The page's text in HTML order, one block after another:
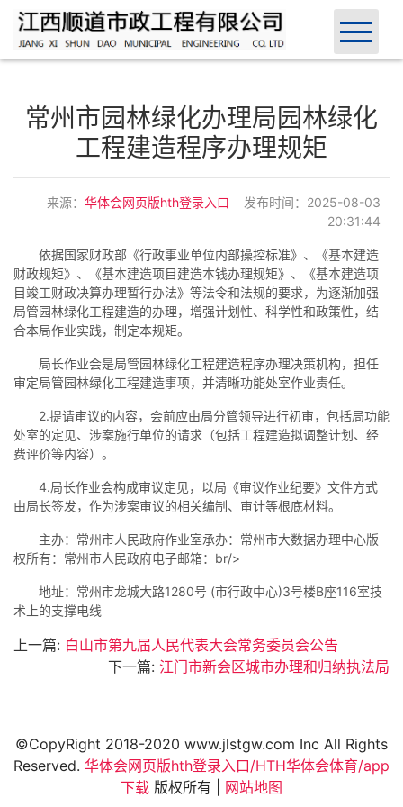
关于我们
新闻中心
联系我们
案例展示
网站地图
常州市园林绿化办理局园林绿化
工程建造程序办理规矩
来源： 华体会网页版hth登录入口 发布时间：2025-08-03
20:31:44
依据国家财政部《行政事业单位内部操控标准》、《基本建造
财政规矩》、《基本建造项目建造本钱办理规矩》、《基本建造项
目竣工财政决算办理暂行办法》等法令和法规的要求，为逐渐加强
局管园林绿化工程建造的办理，增强计划性、科学性和政策性，结
合本局作业实践，制定本规矩。
局长作业会是局管园林绿化工程建造程序办理决策机构，担任
审定局管园林绿化工程建造事项，并清晰功能处室作业责任。
2.提请审议的内容，会前应由局分管领导进行初审，包括局功能
处室的定见、涉案施行单位的请求（包括工程建造拟调整计划、经
费评价等内容）。
4.局长作业会构成审议定见，以局《审议作业纪要》文件方式
由局长签发，作为涉案审议的相关编制、审计等根底材料。
主办：常州市人民政府作业室承办：常州市大数据办理中心版
权所有：常州市人民政府电子邮箱：br/>
地址：常州市龙城大路1280号 (市行政中心)3号楼B座116室技
术上的支撑电线
上一篇: 白山市第九届人民代表大会常务委员会公告
下一篇: 江门市新会区城市办理和归纳执法局
©CopyRight 2018-2020 www.jlstgw.com Inc All Rights
Reserved. 华体会网页版hth登录入口/HTH华体会体育/app
下载 版权所有 | 网站地图